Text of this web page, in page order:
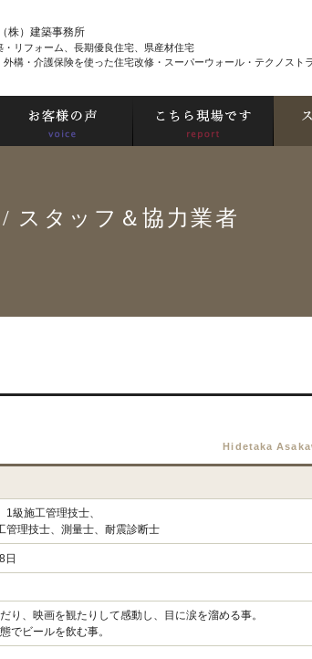
株）建築事務所
・リフォーム、長期優良住宅、県産材住宅
外構・介護保険を使った住宅改修・スーパーウォール・テクノスト
/ スタッフ＆協力業者
Hidetaka
1級施工管理技士、
管理技士、測量士、耐震診断士
日
り、映画を観たりして感動し、目に涙を溜める事。
でビールを飲む事。